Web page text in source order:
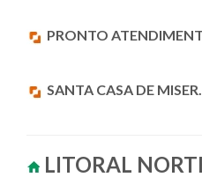
PRONTO
SANTA CASA DE
LITORAL